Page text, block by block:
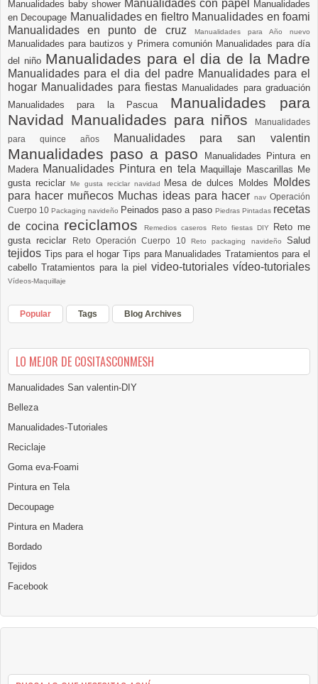
Manualidades baby shower Manualidades con papel
Manualidades
en Decoupage Manualidades en fieltro Manualidades en foami
Manualidades en punto de cruz
Manualidades para Año nuevo
Manualidades para bautizos y Primera comunión Manualidades para día
del niño Manualidades para el dia de la Madre
Manualidades para el dia del padre Manualidades para el
hogar Manualidades para fiestas Manualidades para graduación
Manualidades para la Pascua Manualidades para
Navidad Manualidades para niños
Manualidades
para quince años
Manualidades para san valentin
Manualidades paso a paso
Manualidades Pintura en
Madera Manualidades Pintura en tela Maquillaje Mascarillas Me
gusta reciclar
Me gusta reciclar navidad Mesa de dulces Moldes
Moldes
para hacer muñecos Muchas ideas para hacer nav Operación
Cuerpo 10 Packaging navideño Peinados paso a paso Piedras Pintadas recetas
de cocina reciclamosRemedios caseros Reto fiestas DIY
Reto me
gusta reciclar
Reto Operación Cuerpo 10Reto packaging navideñoSalud
tejidos Tips para el hogarTips para Manualidades Tratamientos para el
cabello Tratamientos para la piel video-tutoriales vídeo-tutoriales
Vídeos-Maquillaje
Popular Tags Blog Archives
LO MEJOR DE COSITASCONMESH
Manualidades San valentin-DIY
Belleza
Manualidades-Tutoriales
Reciclaje
Goma eva-Foami
Pintura en Tela
Decoupage
Pintura en Madera
Bordado
Tejidos
Facebook